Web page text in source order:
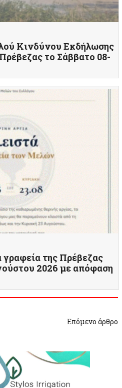
Κινδύνου Εκδήλωσης
το Σάββατο 08-
γραφεία της Πρέβεζας
2026 με απόφαση
Επόμενο άρθρο